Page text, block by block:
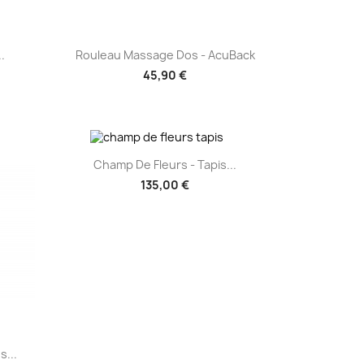
Aperçu rapide
Rouleau Massage Dos - AcuBack
45,90 €
Aperçu rapide
Champ De Fleurs - Tapis...
135,00 €